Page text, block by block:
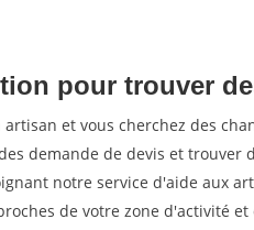
pour trouver
artisan et vous cherchez des
demande de devis et trouver
notre service d'aide aux
de votre zone d'activité